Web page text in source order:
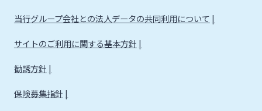
当行グループ会社との法人データの共同利用について
サイトのご利用に関する基本方針
勧誘方針
保険募集指針